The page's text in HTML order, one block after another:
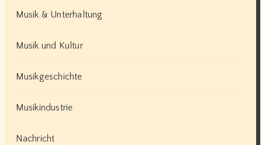
Musik & Unterhaltung
Musik und Kultur
Musikgeschichte
Musikindustrie
Nachricht